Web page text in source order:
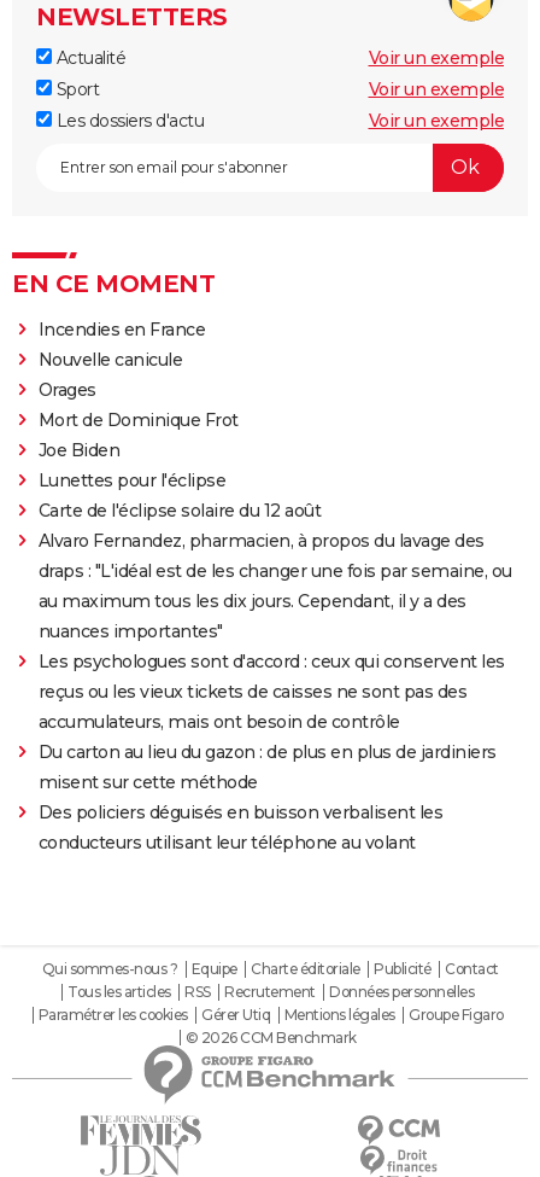
NEWSLETTERS
Actualité
Voir un exemple
Sport
Voir un exemple
Les dossiers d'actu
Voir un exemple
EN CE MOMENT
Incendies en France
Nouvelle canicule
Orages
Mort de Dominique Frot
Joe Biden
Lunettes pour l'éclipse
Carte de l'éclipse solaire du 12 août
Alvaro Fernandez, pharmacien, à propos du lavage des
draps : "L'idéal est de les changer une fois par semaine, ou
au maximum tous les dix jours. Cependant, il y a des
nuances importantes"
Les psychologues sont d'accord : ceux qui conservent les
reçus ou les vieux tickets de caisses ne sont pas des
accumulateurs, mais ont besoin de contrôle
Du carton au lieu du gazon : de plus en plus de jardiniers
misent sur cette méthode
Des policiers déguisés en buisson verbalisent les
conducteurs utilisant leur téléphone au volant
Qui sommes-nous ? Equipe Charte éditoriale Publicité
Contact
Tous les articles
RSS Recrutement
Données personnelles
Paramétrer les cookies
Gérer Utiq Mentions légales
Groupe Figaro
© 2026 CCM Benchmark